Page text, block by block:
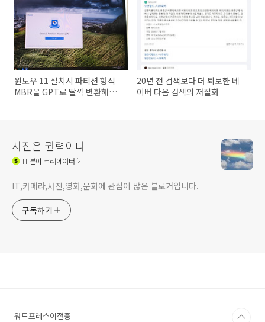
윈도우 11 설치시 파티션 형식
MBR을 GPT로 딸깍 변환해주
20년 전 검색보다 더 퇴보한 네
이버 다음 검색의 저질화
사진은 권력이다
IT분야 크리에이터
IT,카메라,사진,영화,문화에 관심이 많은 블로거입니다.
구독하기
워드프레스이전중